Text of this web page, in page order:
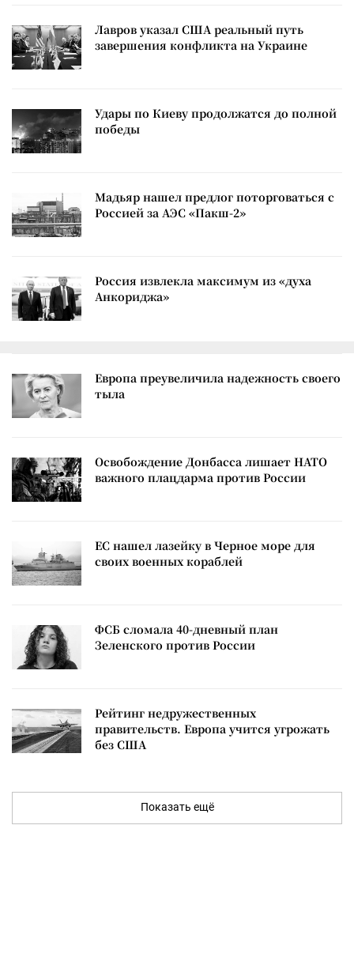
Лавров указал США реальный путь
завершения конфликта на Украине
Удары по Киеву продолжатся до полной
победы
Мадьяр нашел предлог поторговаться с
Россией за АЭС «Пакш-2»
Россия извлекла максимум из «духа
Анкориджа»
Европа преувеличила надежность своего
тыла
Освобождение Донбасса лишает НАТО
важного плацдарма против России
ЕС нашел лазейку в Черное море для
своих военных кораблей
ФСБ сломала 40-дневный план
Зеленского против России
Рейтинг недружественных
правительств. Европа учится угрожать
без США
Показать ещё